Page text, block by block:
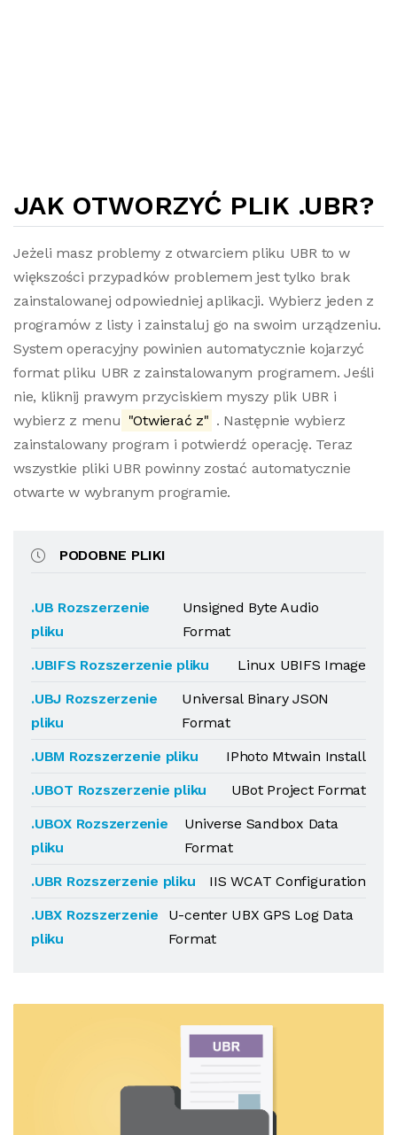
JAK OTWORZYĆ PLIK .UBR?
Jeżeli masz problemy z otwarciem pliku UBR to w
większości przypadków problemem jest tylko brak
zainstalowanej odpowiedniej aplikacji. Wybierz jeden z
programów z listy i zainstaluj go na swoim urządzeniu.
System operacyjny powinien automatycznie kojarzyć
format pliku UBR z zainstalowanym programem. Jeśli
nie, kliknij prawym przyciskiem myszy plik UBR i
wybierz z menu "Otwierać z" . Następnie wybierz
zainstalowany program i potwierdź operację. Teraz
wszystkie pliki UBR powinny zostać automatycznie
otwarte w wybranym programie.
PODOBNE PLIKI
.UB Rozszerzenie
pliku
Unsigned Byte Audio
Format
.UBIFS Rozszerzenie pliku
Linux UBIFS Image
.UBJ Rozszerzenie
pliku
Universal Binary JSON
Format
.UBM Rozszerzenie pliku
IPhoto Mtwain Install
.UBOT Rozszerzenie pliku
UBot Project Format
.UBOX Rozszerzenie
pliku
Universe Sandbox Data
Format
.UBR Rozszerzenie pliku
IIS WCAT Configuration
.UBX Rozszerzenie
pliku
U-center UBX GPS Log Data
Format